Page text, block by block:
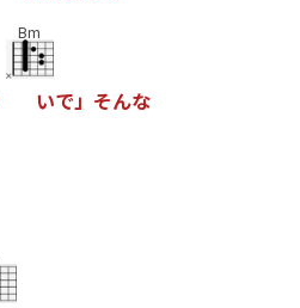
Bm
いで」 そんな